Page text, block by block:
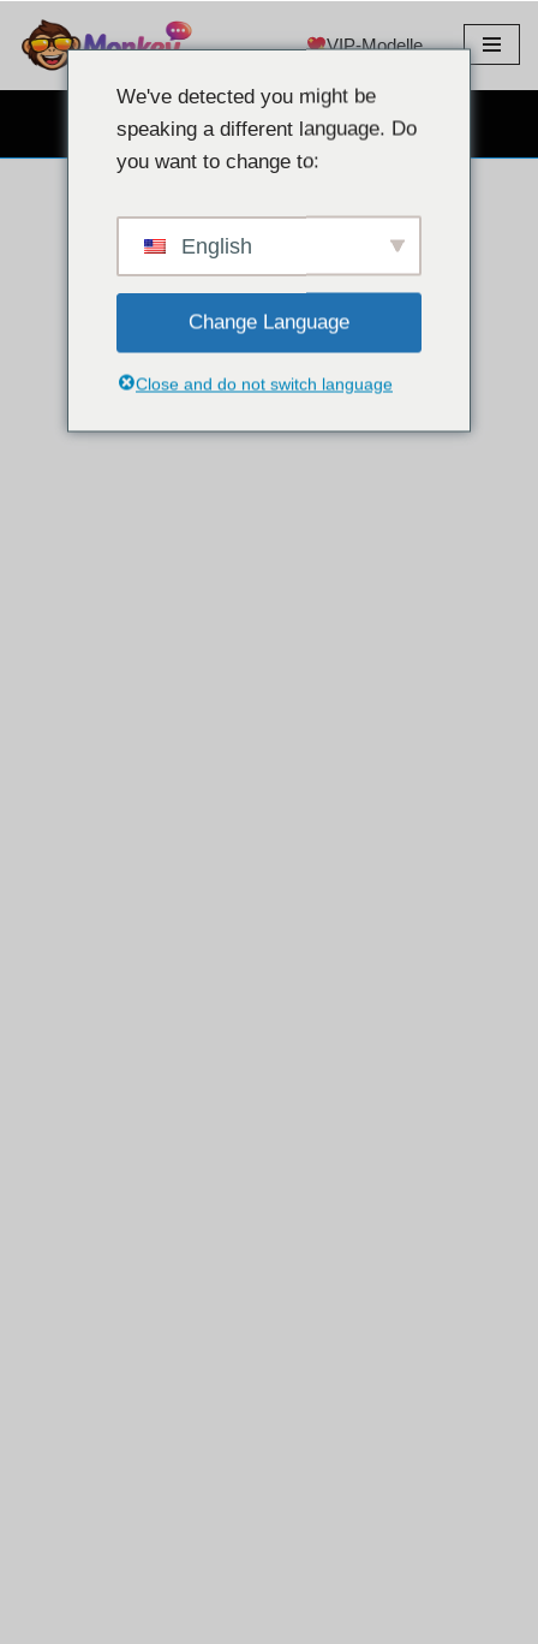
Zum
Inhalt
VIP-Modelle
KOSTENLOSER WEBCAM-CHAT
We've detected you might be
speaking a different language. Do
you want to change to:
English
Change Language
Close and do not switch language